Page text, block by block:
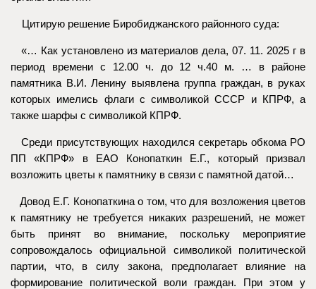
Цитирую решение Биробиджанского районного суда:
«… Как установлено из материалов дела, 07. 11. 2025 г в
период времени с 12.00 ч. до 12 ч.40 м. … в районе
памятника В.И. Ленину выявлена группа граждан, в руках
которых имелись флаги с символикой СССР и КПРФ, а
также шарфы с символикой КПРФ.
Среди присутствующих находился секретарь обкома РО
ПП «КПРФ» в ЕАО Конопаткин Е.Г., который призвал
возложить цветы к памятнику в связи с памятной датой…
Довод Е.Г. Конопаткина о том, что для возложения цветов
к памятнику не требуется никаких разрешений, не может
быть принят во внимание, поскольку мероприятие
сопровождалось официальной символикой политической
партии, что, в силу закона, предполагает влияние на
формирование политической воли граждан. При этом у